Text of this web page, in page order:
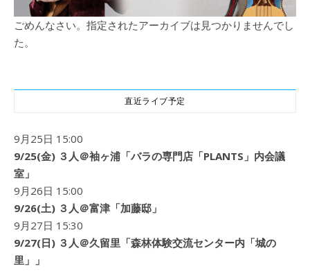
ごめんなさい。指定されたアーカイブは見つかりませんでし
た。
直近ライブ予定
9月25日 15:00
9/25(金) ３人＠袖ヶ浦「バラの専門店「PLANTS」内会議
室」
9月26日 15:00
9/26(土) ３人＠富津「加藤邸」
9月27日 15:30
9/27(日) ３人＠久留里「森林体験交流センター内「城の
里」」